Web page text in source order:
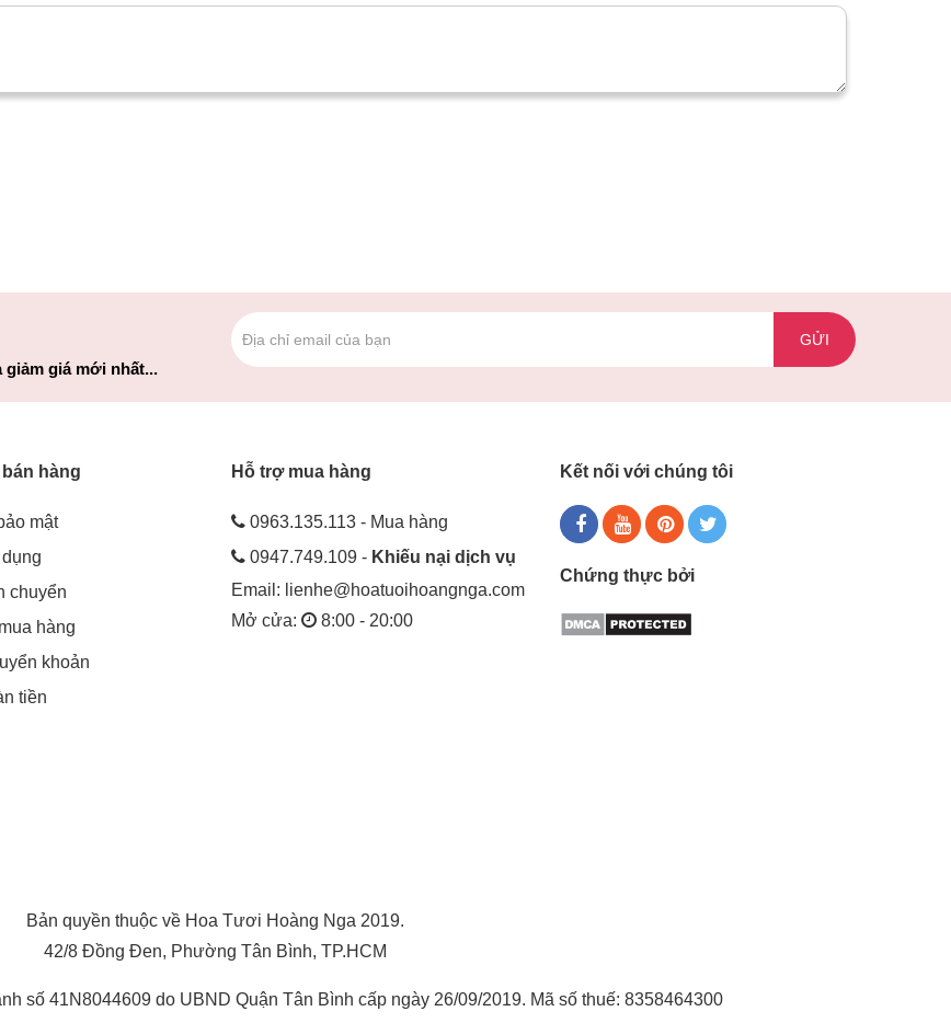
giảm giá mới nhất...
GỬI
hàng
mật
chuyển
hàng
khoản
tiền
Hỗ trợ mua hàng
0963.135.113 - Mua hàng
0947.749.109 - Khiếu nại dịch vụ
Email: lienhe@hoatuoihoangnga.com
Mở cửa:
8:00 - 20:00
Kết nối với chúng tôi
Chứng thực bởi
Bản quyền thuộc về Hoa Tươi Hoàng Nga 2019.
42/8 Đồng Đen, Phường Tân Bình, TP.HCM
số 41N8044609 do UBND Quận Tân Bình cấp ngày 26/09/2019. Mã số thuế: 8358464300